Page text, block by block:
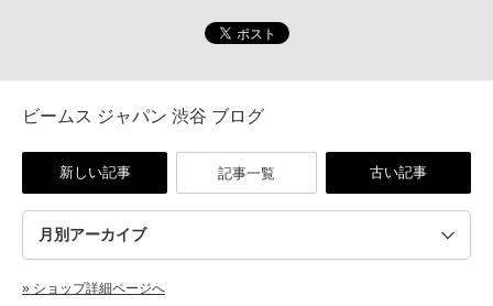
ビームス ジャパン 渋谷 ブログ
新しい記事 記事一覧 古い記事
» ショップ詳細ページへ